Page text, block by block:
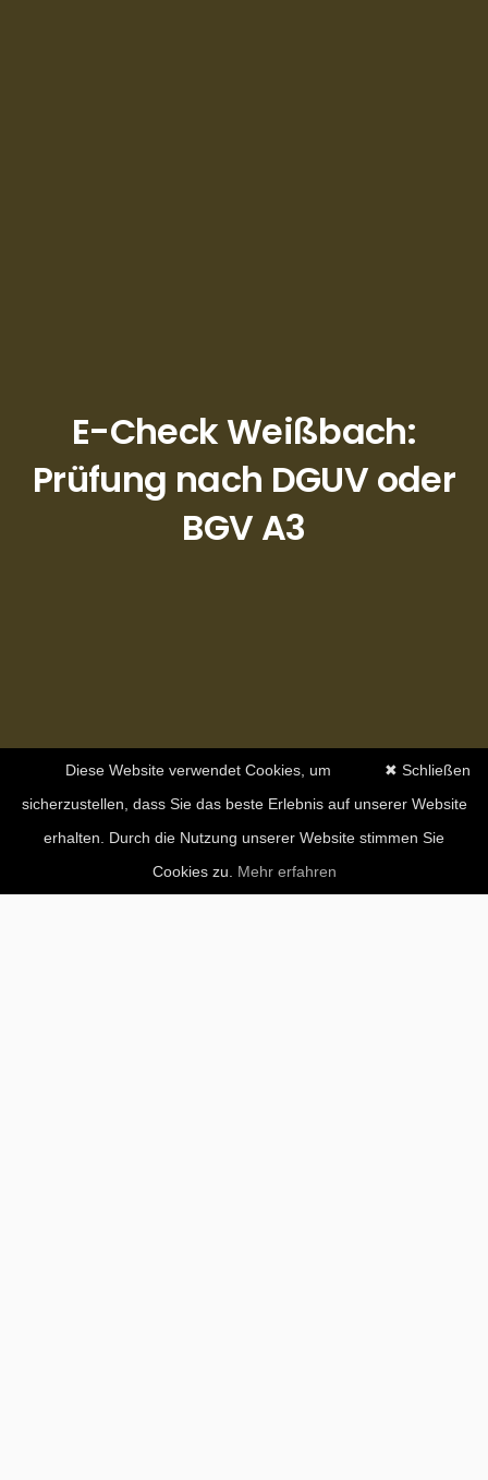
E-Check Weißbach:
Prüfung nach DGUV oder
BGV A3
✖ Schließen
Diese Website verwendet Cookies, um
sicherzustellen, dass Sie das beste Erlebnis auf unserer Website
erhalten. Durch die Nutzung unserer Website stimmen Sie
Cookies zu. Mehr erfahren